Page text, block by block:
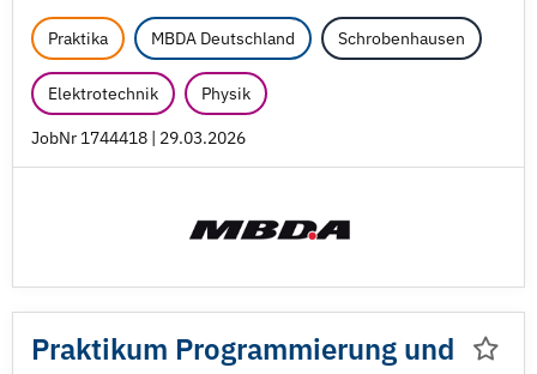
Praktika MBDA Deutschland Schrobenhausen
Elektrotechnik Physik
JobNr 1744418 | 29.03.2026
Praktikum Programmierung und